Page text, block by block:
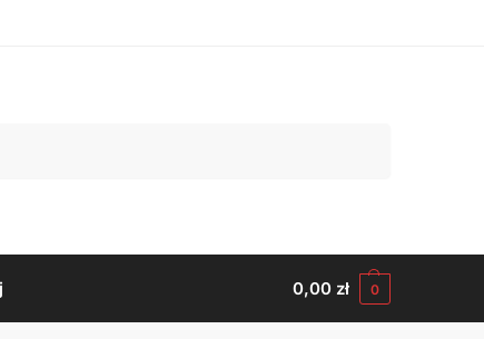
0,00 zł 0